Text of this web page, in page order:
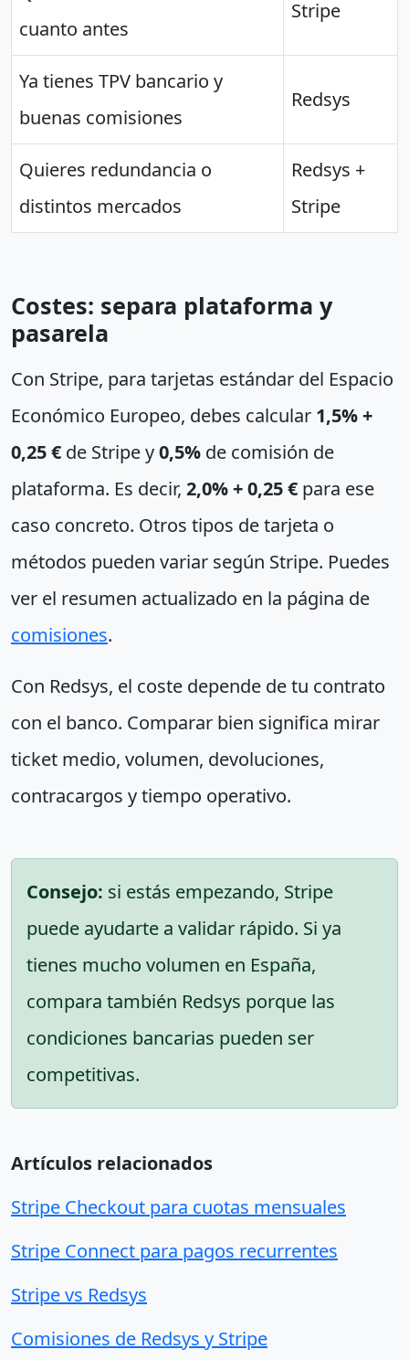
cuanto antes
Stripe
Ya tienes TPV bancario y
buenas comisiones
Redsys
Quieres redundancia o
distintos mercados
Redsys +
Stripe
Costes: separa plataforma y
pasarela
Con Stripe, para tarjetas estándar del Espacio
Económico Europeo, debes calcular 1,5% +
0,25 € de Stripe y0,5% de comisión de
plataforma. Es decir, 2,0% + 0,25 € para ese
caso concreto. Otros tipos de tarjeta o
métodos pueden variar según Stripe. Puedes
ver el resumen actualizado en la página de
comisiones.
Con Redsys, el coste depende de tu contrato
con el banco. Comparar bien significa mirar
ticket medio, volumen, devoluciones,
contracargos y tiempo operativo.
Consejo: si estás empezando, Stripe
puede ayudarte a validar rápido. Si ya
tienes mucho volumen en España,
compara también Redsys porque las
condiciones bancarias pueden ser
competitivas.
Artículos relacionados
Stripe Checkout para cuotas mensuales
Stripe Connect para pagos recurrentes
Stripe vs Redsys
Comisiones de Redsys y Stripe